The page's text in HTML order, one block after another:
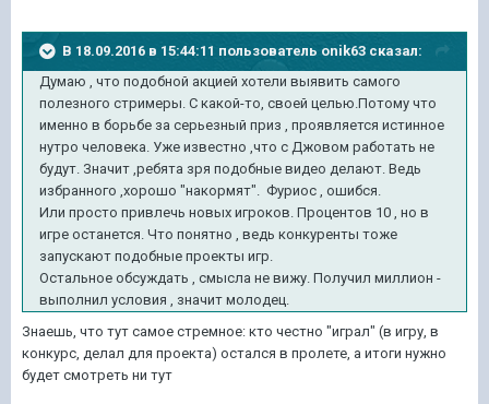
В 18.09.2016 в 15:44:11 пользователь onik63 сказал:
Думаю , что подобной акцией хотели выявить самого
полезного стримеры. С какой-то, своей целью.Потому что
именно в борьбе за серьезный приз , проявляется истинное
нутро человека. Уже известно ,что с Джовом работать не
будут. Значит ,ребята зря подобные видео делают. Ведь
избранного ,хорошо "накормят". Фуриос , ошибся.
Или просто привлечь новых игроков. Процентов 10 , но в
игре останется. Что понятно , ведь конкуренты тоже
запускают подобные проекты игр.
Остальное обсуждать , смысла не вижу. Получил миллион -
выполнил условия , значит молодец.
Знаешь, что тут самое стремное: кто честно "играл" (в игру, в
конкурс, делал для проекта) остался в пролете, а итоги нужно
будет смотреть ни тут